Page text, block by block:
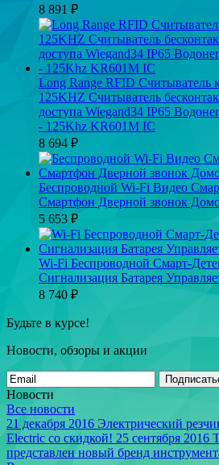
8 891 ₽
Long Range RFID Считыватель
125KHZ Считыватель
доступа Wiegand34 IP65
- 125Khz KR601M IC
8 694 ₽
Беспроводной Wi-Fi Видео
Смартфон Дверной звонок
5 653 ₽
Wi-Fi Беспроводной Смарт-
Сигнализация Батарея
8 740 ₽
Будьте в курсе!
Новости, обзоры и акции
Новости
Все новости
21 декабря 2016 Электрический
Electric со скидкой! 25 сентября 2016
представлен новый бренд